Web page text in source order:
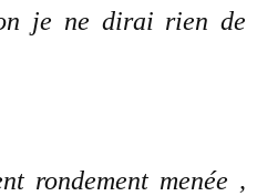
je ne dirai rien de
rondement menée ,